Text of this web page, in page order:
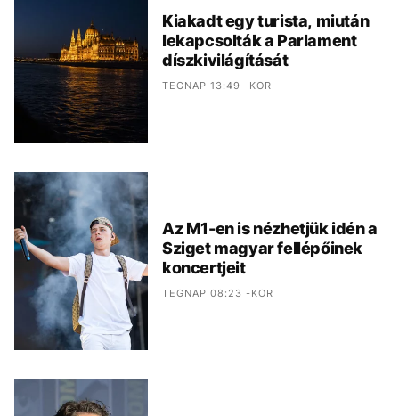
Kiakadt egy turista, miután
lekapcsolták a Parlament
díszkivilágítását
TEGNAP 13:49 -KOR
Az M1-en is nézhetjük idén a
Sziget magyar fellépőinek
koncertjeit
TEGNAP 08:23 -KOR